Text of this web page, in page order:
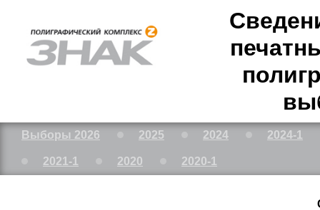
Выборы 2026 2025 2024 2024-1
2021-1 2020 2020-1